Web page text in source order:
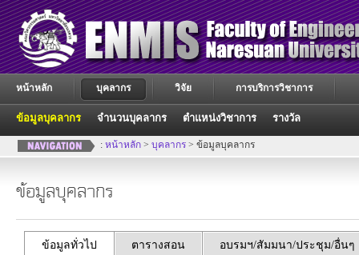
หน้าหลัก บุคลากร
ข้อมูลบุคลากร จำนวนบุคลากร ตำแหน่งวิชาการ รางวัล
วิจัย การบริการวิชาการ
: หน้าหลัก > บุคลากร > ข้อมูลบุคลากร
ข้อมูลบุคลากร
ข้อมูลทั่วไป ตารางสอน อบรมฯ/สัมมนา/ประชุม/อื่นๆ